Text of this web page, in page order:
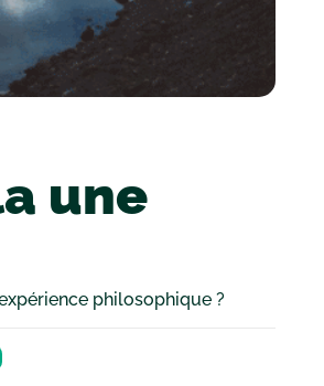
une
philosophique ?